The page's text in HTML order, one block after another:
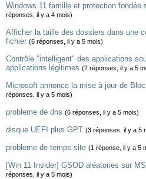
Windows 11 famille et protection fondée
réponses, il y a 4 mois)
Afficher la taille des dossiers dans une
fichier (6 réponses, il y a 5 mois)
Contrôle "intelligent" des applications
applications légitimes (2 réponses, il y a 5
Microsoft annonce la mise à jour de
réponses, il y a 5 mois)
probleme de dns (6 réponses, il y a 5 mois)
disque UEFI plus GPT (3 réponses, il y a 5
probleme de temps site (1 réponse, il y a 5
[Win 11 Insider] GSOD aléatoires sur
réponses, il y a 5 mois)